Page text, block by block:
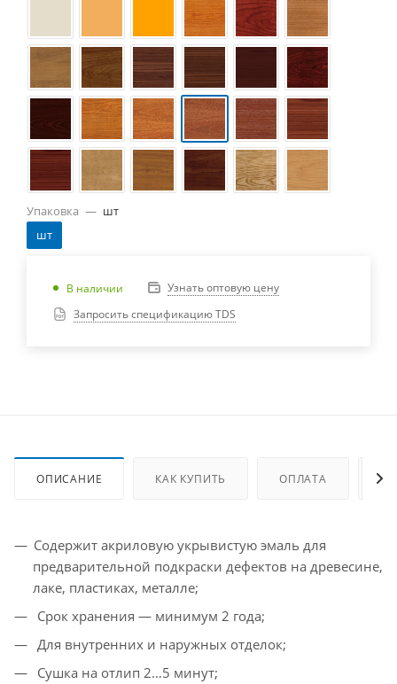
Упаковка — шт
шт
В наличии
Узнать оптовую цену
Запросить спецификацию TDS
ОПИСАНИЕ КАК КУПИТЬ ОПЛАТА
Содержит акриловую укрывистую эмаль для
предварительной подкраски дефектов на древесине,
лаке, пластиках, металле;
Срок хранения — минимум 2 года;
Для внутренних и наружных отделок;
Сушка на отлип 2…5 минут;